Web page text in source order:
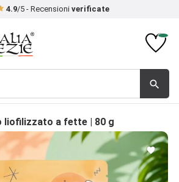
4.9/5 - Recensioni verificate
search
liofilizzato a fette | 80 g
